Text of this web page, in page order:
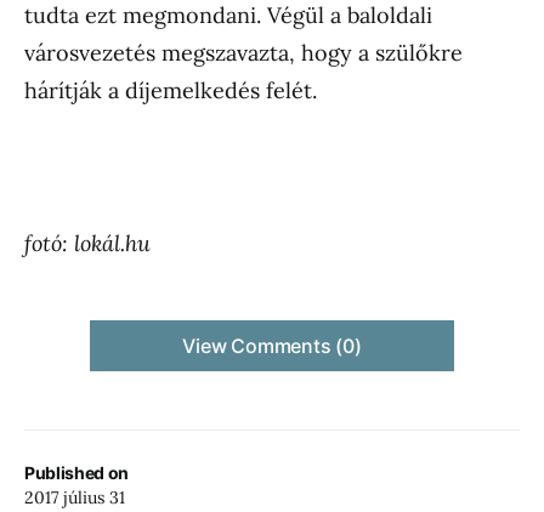
Published on
2017 július 31
tudta ezt megmondani. Végül a baloldali
városvezetés megszavazta, hogy a szülőkre
hárítják a díjemelkedés felét.
fotó: lokál.hu
View Comments (0)